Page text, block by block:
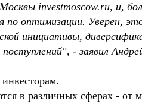
investmoscow.ru, и,
по оптимизации. Уверен,
инициативы,
- заявил
в различных сферах -